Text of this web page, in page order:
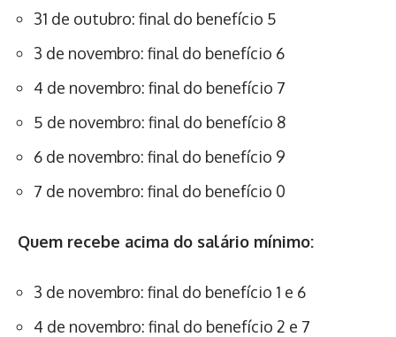
31 de outubro: final do benefício 5
3 de novembro: final do benefício 6
4 de novembro: final do benefício 7
5 de novembro: final do benefício 8
6 de novembro: final do benefício 9
7 de novembro: final do benefício 0
Quem recebe acima do salário mínimo:
3 de novembro: final do benefício 1 e 6
4 de novembro: final do benefício 2 e 7